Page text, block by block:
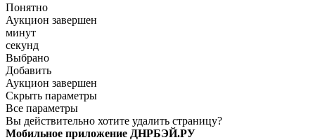
Понятно
Аукцион завершен
минут
секунд
Выбрано
Добавить
Аукцион завершен
Скрыть параметры
Все параметры
Вы действительно хотите удалить страницу?
Мобильное приложение ДНРБЭЙ.РУ